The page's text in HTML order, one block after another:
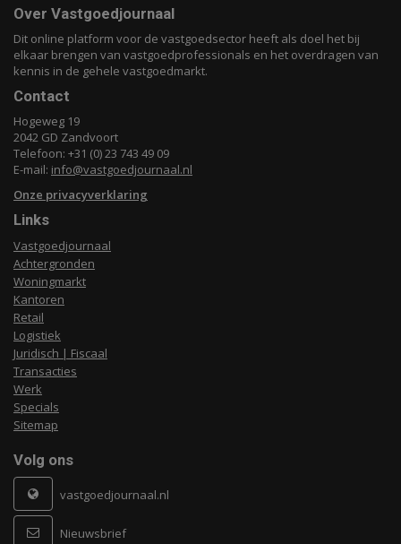
Over Vastgoedjournaal
Dit online platform voor de vastgoedsector heeft als doel het bij
elkaar brengen van vastgoedprofessionals en het overdragen van
kennis in de gehele vastgoedmarkt.
Contact
Hogeweg 19
2042 GD Zandvoort
Telefoon: +31 (0) 23 743 49 09
E-mail: info@vastgoedjournaal.nl
Onze privacyverklaring
Links
Vastgoedjournaal
Achtergronden
Woningmarkt
Kantoren
Retail
Logistiek
Juridisch | Fiscaal
Transacties
Werk
Specials
Sitemap
Volg ons
vastgoedjournaal.nl
Nieuwsbrief